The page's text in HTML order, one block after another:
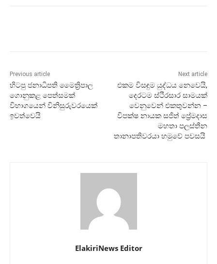
Previous article
හිටපු ජනාධිපති මෛත්‍රිපාල
ගොනුකළ පෙත්සමක්
විභාගයෙන් විනිසුරුවරයෙක්
ඉවත්වෙයි
Next article
එකම විසඳුම යුද්ධය නෙවෙයි,
දෙරටම ස්ථිරසාර සාමයක්
වෙනුවෙන් එකතුවන්න –
විපක්ෂ නායක සජිත් ප්‍රේමදාස
මහතා පලස්තීන
තානාපතිවරයා හමුවේ පවසයි
ElakiriNews Editor